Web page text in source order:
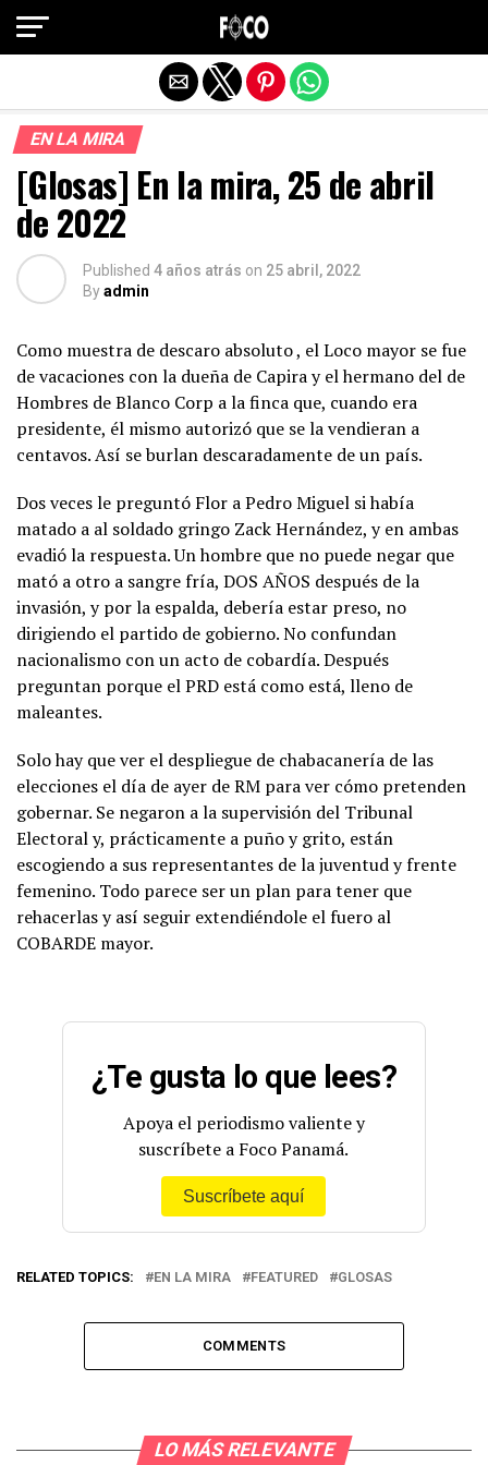
EN LA MIRA
[Glosas] En la mira, 25 de abril
de 2022
Published 4 años atrás on 25 abril, 2022
Byadmin
Como muestra de descaro absoluto , el Loco mayor se fue
de vacaciones con la dueña de Capira y el hermano del de
Hombres de Blanco Corp a la finca que, cuando era
presidente, él mismo autorizó que se la vendieran a
centavos. Así se burlan descaradamente de un país.
Dos veces le preguntó Flor a Pedro Miguel si había
matado a al soldado gringo Zack Hernández, y en ambas
evadió la respuesta. Un hombre que no puede negar que
mató a otro a sangre fría, DOS AÑOS después de la
invasión, y por la espalda, debería estar preso, no
dirigiendo el partido de gobierno. No confundan
nacionalismo con un acto de cobardía. Después
preguntan porque el PRD está como está, lleno de
maleantes.
Solo hay que ver el despliegue de chabacanería de las
elecciones el día de ayer de RM para ver cómo pretenden
gobernar. Se negaron a la supervisión del Tribunal
Electoral y, prácticamente a puño y grito, están
escogiendo a sus representantes de la juventud y frente
femenino. Todo parece ser un plan para tener que
rehacerlas y así seguir extendiéndole el fuero al
COBARDE mayor.
¿Te gusta lo que lees?
Apoya el periodismo valiente y
suscríbete a Foco Panamá.
Suscríbete aquí
RELATED TOPICS: EN LA MIRA FEATURED GLOSAS
COMMENTS
LO MÁS RELEVANTE
Salir de la versión móvil